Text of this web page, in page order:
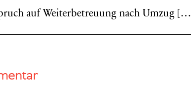
auf Weiter­be­treuung nach Umzug […]